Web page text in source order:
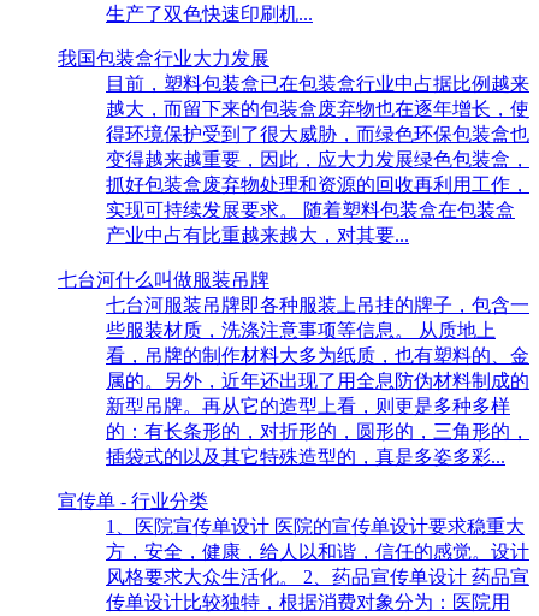
生产了双色快速印刷机...
我国包装盒行业大力发展
目前，塑料包装盒已在包装盒行业中占据比例越来
越大，而留下来的包装盒废弃物也在逐年增长，使
得环境保护受到了很大威胁，而绿色环保包装盒也
变得越来越重要，因此，应大力发展绿色包装盒，
抓好包装盒废弃物处理和资源的回收再利用工作，
实现可持续发展要求。 随着塑料包装盒在包装盒
产业中占有比重越来越大，对其要...
七台河什么叫做服装吊牌
七台河服装吊牌即各种服装上吊挂的牌子，包含一
些服装材质，洗涤注意事项等信息。 从质地上
看，吊牌的制作材料大多为纸质，也有塑料的、金
属的。另外，近年还出现了用全息防伪材料制成的
新型吊牌。再从它的造型上看，则更是多种多样
的：有长条形的，对折形的，圆形的，三角形的，
插袋式的以及其它特殊造型的，真是多姿多彩...
宣传单 - 行业分类
1、医院宣传单设计 医院的宣传单设计要求稳重大
方，安全，健康，给人以和谐，信任的感觉。设计
风格要求大众生活化。 2、药品宣传单设计 药品宣
传单设计比较独特，根据消费对象分为：医院用